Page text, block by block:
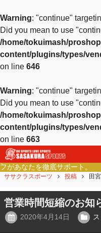
Warning: "continue"
Did you mean to use
/home/tokuimash/
content/plugins/types/
on line 646
Warning: "continue"
Did you mean to use
/home/tokuimash/
content/plugins/types/
on line 663
徳島県民
Previous
ササクラスポーツ 投稿 田
営業時間短縮のお知
2020年4月14日